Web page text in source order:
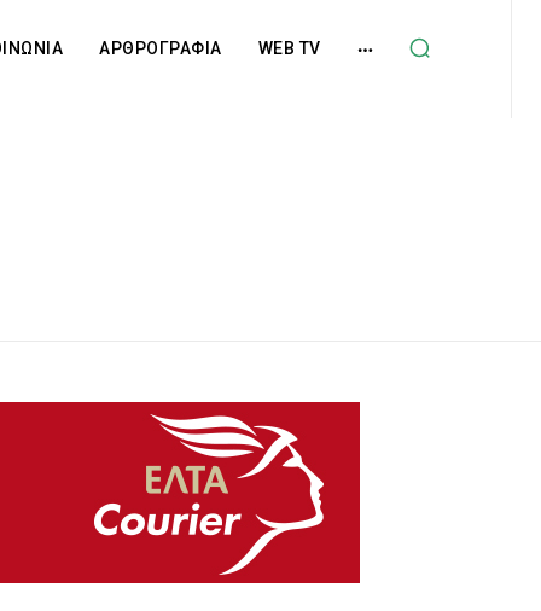
ΑΡΘΡΟΓΡΑΦΙΑ WEB TV